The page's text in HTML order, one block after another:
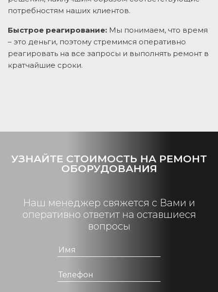
потребностям наших клиентов.
Быстрое реагирование: Мы понимаем, что время
– это деньги, поэтому стремимся оперативно
реагировать на все запросы и выполнять ремонт в
кратчайшие сроки.
УЗНАЙТЕ СТОИМОСТЬ НА РЕМОНТ
ОБОРУДОВАНИЯ
Наш менеджер свяжется с Вами и
оперативно ответит на оставшиеся
вопросы